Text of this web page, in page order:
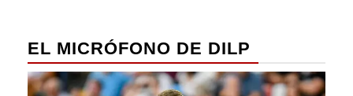
EL MICRÓFONO DE DILP